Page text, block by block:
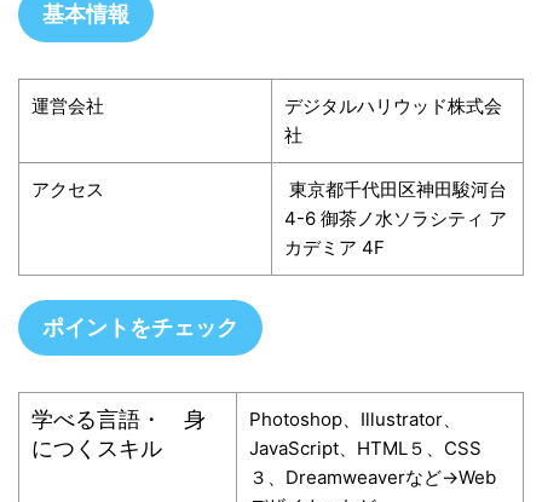
基本情報
運営会社
デジタルハリウッド株式会
社
アクセス
東京都千代田区神田駿河台
4-6 御茶ノ水ソラシティ ア
カデミア 4F
ポイントをチェック
学べる言語・ 身
につくスキル
Photoshop、Illustrator、
JavaScript、HTML５、CSS
３、Dreamweaverなど→Web